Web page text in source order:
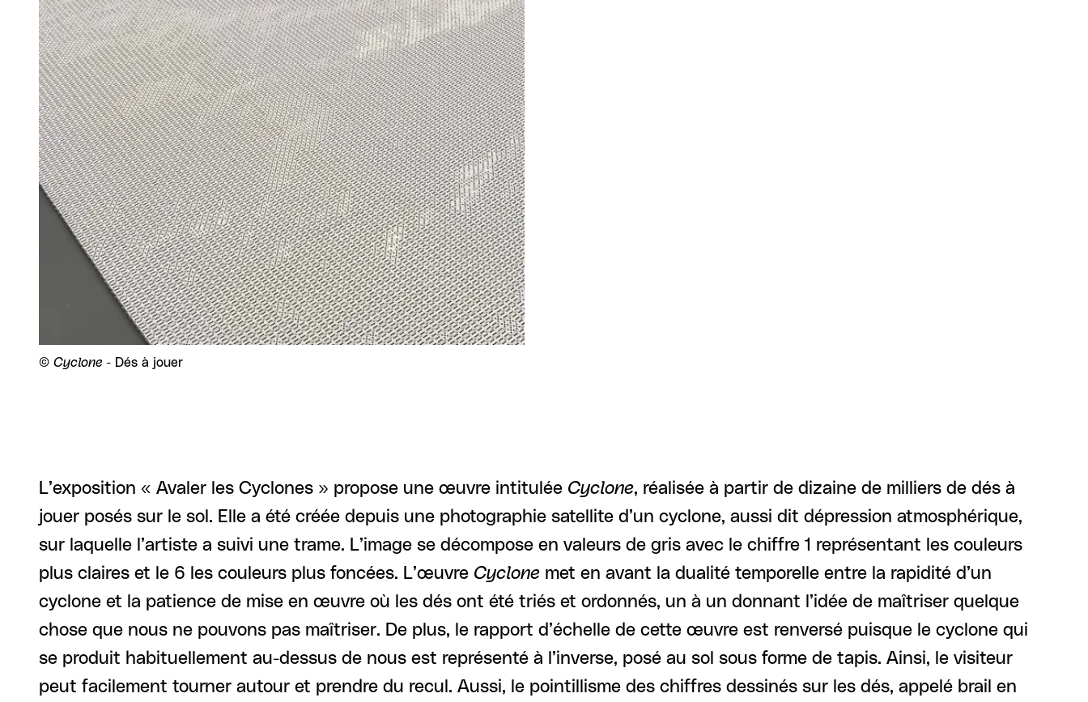
Droits réservés :
© Cyclone - Dés à jouer
L’exposition « Avaler les Cyclones » propose une œuvre intitulée Cyclone, réalisée à partir de dizaine de milliers de dés à
jouer posés sur le sol. Elle a été créée depuis une photographie satellite d’un cyclone, aussi dit dépression atmosphérique,
sur laquelle l’artiste a suivi une trame. L’image se décompose en valeurs de gris avec le chiffre 1 représentant les couleurs
plus claires et le 6 les couleurs plus foncées. L’œuvre Cyclone met en avant la dualité temporelle entre la rapidité d’un
cyclone et la patience de mise en œuvre où les dés ont été triés et ordonnés, un à un donnant l’idée de maîtriser quelque
chose que nous ne pouvons pas maîtriser. De plus, le rapport d’échelle de cette œuvre est renversé puisque le cyclone qui
se produit habituellement au-dessus de nous est représenté à l’inverse, posé au sol sous forme de tapis. Ainsi, le visiteur
peut facilement tourner autour et prendre du recul. Aussi, le pointillisme des chiffres dessinés sur les dés, appelé brail en